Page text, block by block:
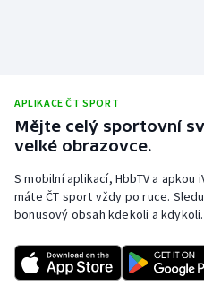
Moderní pětiboj
Motorsport
Olympijské hry
Parasport
Plavání
APLIKACE ČT SPORT
Mějte celý sportovní
velké obrazovce.
S mobilní aplikací, HbbTV a
máte ČT sport vždy po ruce.
bonusový obsah kdekoli a kdykoli.